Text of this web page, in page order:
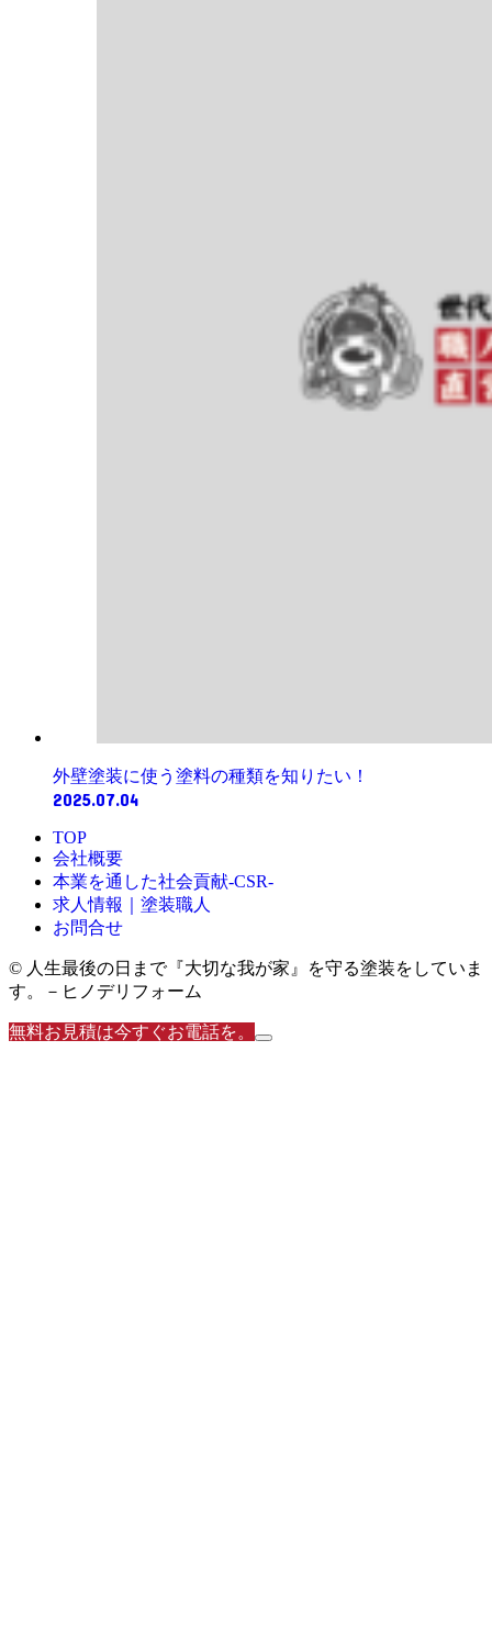
外壁塗装に使う塗料の種類を知りたい！
2025.07.04
TOP
会社概要
本業を通した社会貢献-CSR-
求人情報｜塗装職人
お問合せ
© 人生最後の日まで『大切な我が家』を守る塗装をしていま
す。－ヒノデリフォーム
無料お見積は今すぐお電話を。